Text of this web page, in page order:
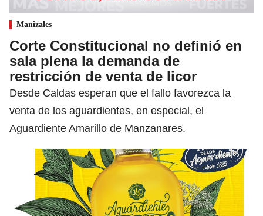
Manizales
Corte Constitucional no definió en
sala plena la demanda de
restricción de venta de licor
Desde Caldas esperan que el fallo favorezca la
venta de los aguardientes, en especial, el
Aguardiente Amarillo de Manzanares.